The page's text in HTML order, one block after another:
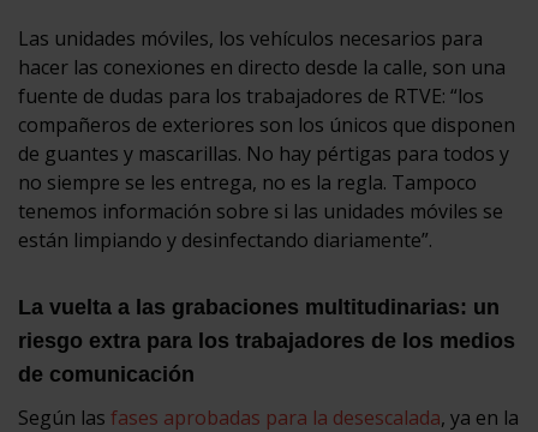
Las unidades móviles, los vehículos necesarios para
hacer las conexiones en directo desde la calle, son una
fuente de dudas para los trabajadores de RTVE: “los
compañeros de exteriores son los únicos que disponen
de guantes y mascarillas. No hay pértigas para todos y
no siempre se les entrega, no es la regla. Tampoco
tenemos información sobre si las unidades móviles se
están limpiando y desinfectando diariamente”.
La vuelta a las grabaciones multitudinarias: un
riesgo extra para los trabajadores de los medios
de comunicación
Según las fases aprobadas para la desescalada, ya en la